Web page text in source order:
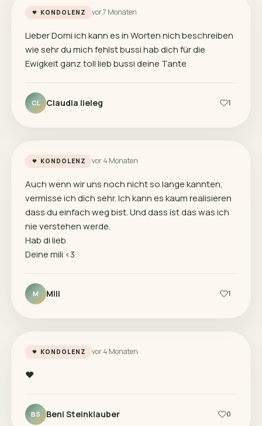
KONDOLENZ vor 7 Monaten
Lieber Domi ich kann es in Worten nich beschreiben
wie sehr du mich fehlst bussi hab dich für die
Ewigkeit ganz toll lieb bussi deine Tante
CL Claudia lieleg 1
KONDOLENZ vor 4 Monaten
Auch wenn wir uns noch nicht so lange kannten,
vermisse ich dich sehr. Ich kann es kaum realisieren
dass du einfach weg bist. Und dass ist das was ich
nie verstehen werde.
Hab di lieb
Deine mili <3
M Mili 1
KONDOLENZ vor 4 Monaten
♥️
BS Beni Steinklauber 0